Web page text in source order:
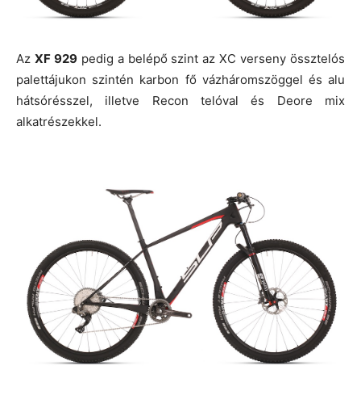
Az XF 929pedig a belépő szint az XC verseny össztelós
palettájukon szintén karbon fő vázháromszöggel és alu
hátsórésszel, illetve Recon telóval és Deore mix
alkatrészekkel.